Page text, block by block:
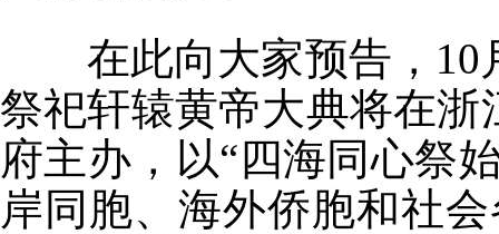
在此向大家预告，10
祭祀轩辕黄帝大典将在
府主办，以“四海同心祭
岸同胞、海外侨胞和社